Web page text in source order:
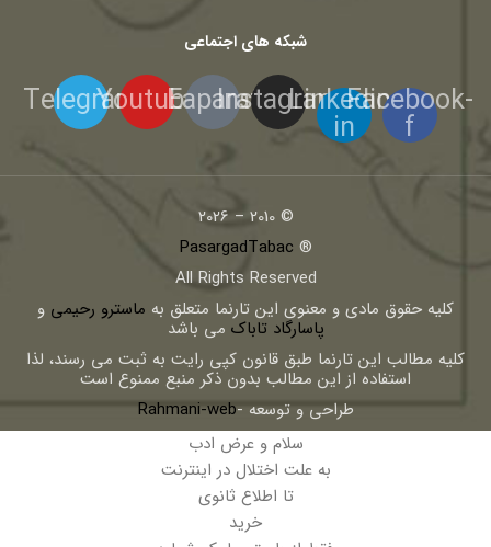
شبکه های اجتماعی
Facebook-
f
Linkedin-
in
Instagram
Eaparat
Youtube
Telegram
© 2010 – 2026
®
PasargadTabac
All Rights Reserved
كليه حقوق مادی و معنوی اين تارنما متعلق به ماسترو رحیمی و
پاسارگاد تاباک می باشد
کلیه مطالب این تارنما طبق قانون کپی رایت به ثبت می رسند، لذا
استفاده از این مطالب بدون ذکر منبع ممنوع است
طراحی و توسعه -Rahmani-web
سلام و عرض ادب
به علت اختلال در اینترنت
تا اطلاع ثانوی
خرید